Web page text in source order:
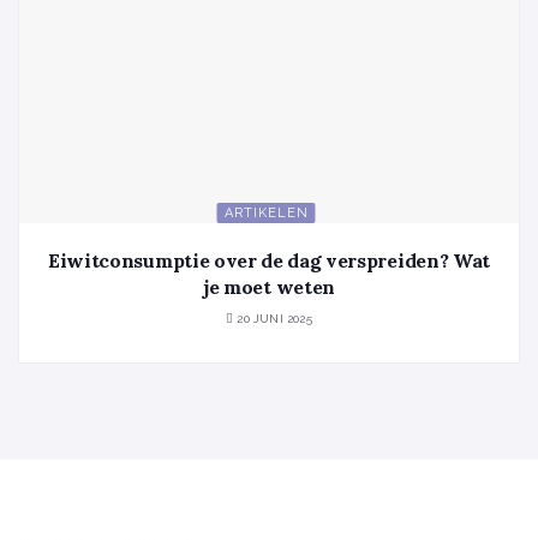
ARTIKELEN
Eiwitconsumptie over de dag verspreiden? Wat
je moet weten
20 JUNI 2025